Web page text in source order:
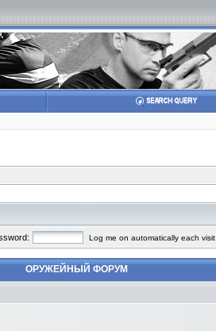
Log me on automatically each visit
ОРУЖЕЙНЫЙ ФОРУМ